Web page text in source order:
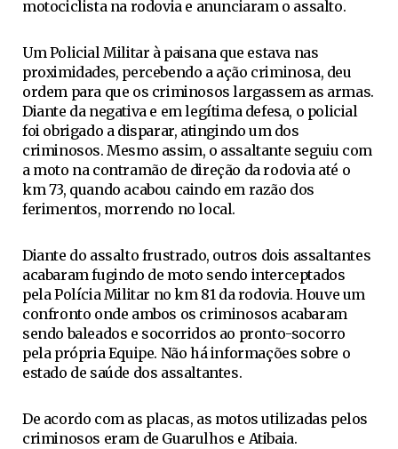
motociclista na rodovia e anunciaram o assalto.
Um Policial Militar à paisana que estava nas
proximidades, percebendo a ação criminosa, deu
ordem para que os criminosos largassem as armas.
Diante da negativa e em legítima defesa, o policial
foi obrigado a disparar, atingindo um dos
criminosos. Mesmo assim, o assaltante seguiu com
a moto na contramão de direção da rodovia até o
km 73, quando acabou caindo em razão dos
ferimentos, morrendo no local.
Diante do assalto frustrado, outros dois assaltantes
acabaram fugindo de moto sendo interceptados
pela Polícia Militar no km 81 da rodovia. Houve um
confronto onde ambos os criminosos acabaram
sendo baleados e socorridos ao pronto-socorro
pela própria Equipe. Não há informações sobre o
estado de saúde dos assaltantes.
De acordo com as placas, as motos utilizadas pelos
criminosos eram de Guarulhos e Atibaia.